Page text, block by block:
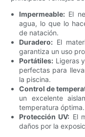
Impermeable: El
agua, lo que lo
de natación.
Duradero: El
garantiza un uso
Portátiles: Ligeras
perfectas para
la piscina.
Control de
un excelente
temperatura óptima.
Protección UV: El
daños por la